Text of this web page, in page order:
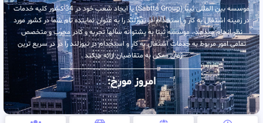
موسسه بین المللی ثبتا (Sabtta Group) با ایجاد شعب خود در 34 کشور کلیه خدمات
در زمینه اشتغال به کار و استخدام در نیوزلند را به عنوان نماینده تام شما در کشور مورد
نظر انجام میدهد . موسسه ثبتا به پشتوانه سالها تجربه و کادر مجرب و متخصص
تمامی امور مربوط به خدمات اشتغال به کار و استخدام در نیوزلند را در در سریع ترین
زمان ممکن به متقاضیان ارائه میکند .
امروز مورخ: